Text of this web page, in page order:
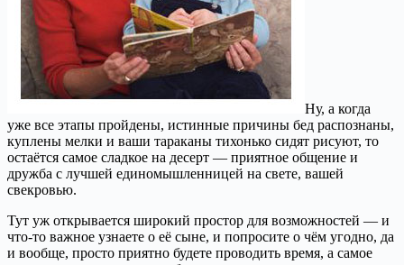
Ну, а когда
уже все этапы пройдены, истинные причины бед распознаны,
куплены мелки и ваши тараканы тихонько сидят рисуют, то
остаётся самое сладкое на десерт — приятное общение и
дружба с лучшей единомышленницей на свете, вашей
свекровью.
Тут уж открывается широкий простор для возможностей — и
что-то важное узнаете о её сыне, и попросите о чём угодно, да
и вообще, просто приятно будете проводить время, а самое